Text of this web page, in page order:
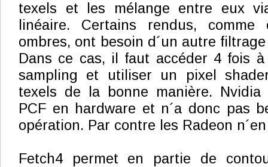
texels et les mélange entre eux
linéaire. Certains rendus,
ombres, ont besoin d´un autre
Dans ce cas, il faut accéder 4 fois
sampling et utiliser un pixel
texels de la bonne manière.
PCF en hardware et n´a donc pas
opération. Par contre les Radeon
Fetch4 permet en partie de